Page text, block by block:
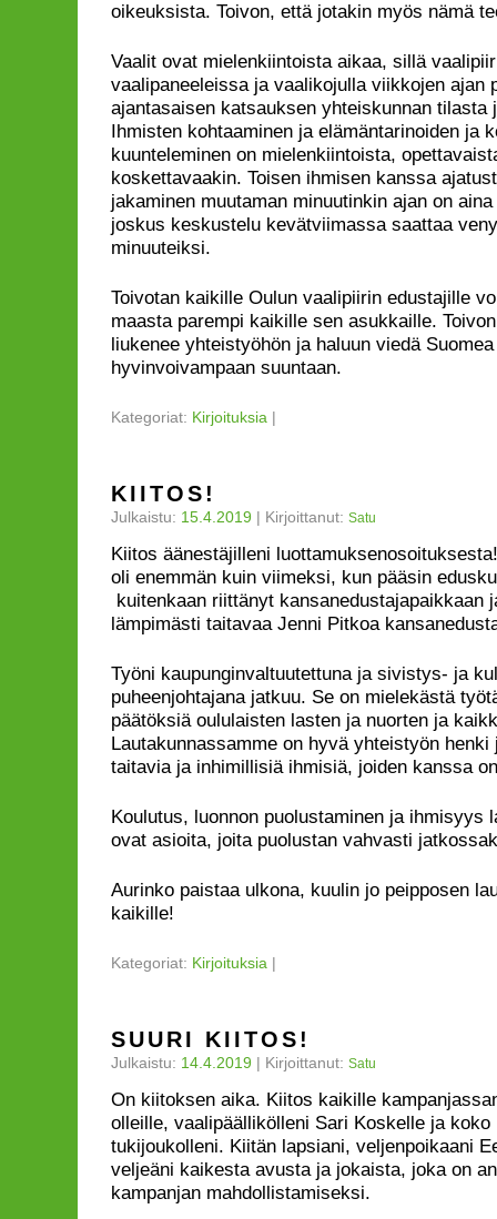
oikeuksista. Toivon, että jotakin myös nämä
Vaalit ovat mielenkiintoista aikaa, sillä
vaalipaneeleissa ja vaalikojulla viikkojen ajan
ajantasaisen katsauksen yhteiskunnan tilasta
Ihmisten kohtaaminen ja elämäntarinoiden ja
kuunteleminen on mielenkiintoista,
koskettavaakin. Toisen ihmisen kanssa
jakaminen muutaman minuutinkin ajan on
joskus keskustelu kevätviimassa saattaa
minuuteiksi.
Toivotan kaikille Oulun vaalipiirin edustajille
maasta parempi kaikille sen asukkaille.
liukenee yhteistyöhön ja haluun viedä
hyvinvoivampaan suuntaan.
Kategoriat: Kirjoituksia |
KIITOS!
Julkaistu: 15.4.2019 | Kirjoittanut: Satu
Kiitos äänestäjilleni
oli enemmän kuin viimeksi, kun pääsin
kuitenkaan riittänyt kansanedustajapaikkaan
lämpimästi taitavaa Jenni Pitkoa
Työni kaupunginvaltuutettuna ja sivistys- ja
puheenjohtajana jatkuu. Se on mielekästä
päätöksiä oululaisten lasten ja nuorten ja
Lautakunnassamme on hyvä yhteistyön henki
taitavia ja inhimillisiä ihmisiä, joiden kanssa
Koulutus, luonnon puolustaminen ja ihmisyys
ovat asioita, joita puolustan vahvasti
Aurinko paistaa ulkona, kuulin jo peipposen
kaikille!
Kategoriat: Kirjoituksia |
SUURI KIITOS!
Julkaistu: 14.4.2019 | Kirjoittanut: Satu
On kiitoksen aika. Kiitos kaikille
olleille, vaalipäällikölleni Sari Koskelle ja
tukijoukolleni. Kiitän lapsiani, veljenpoikaani
veljeäni kaikesta avusta ja jokaista, joka on
kampanjan mahdollistamiseksi.